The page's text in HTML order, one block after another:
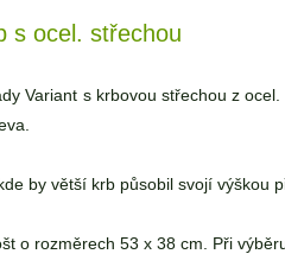
s ocel. střechou
Variant s krbovou střechou z
by větší krb působil svojí výškou
o rozměrech 53 x 38 cm. Při